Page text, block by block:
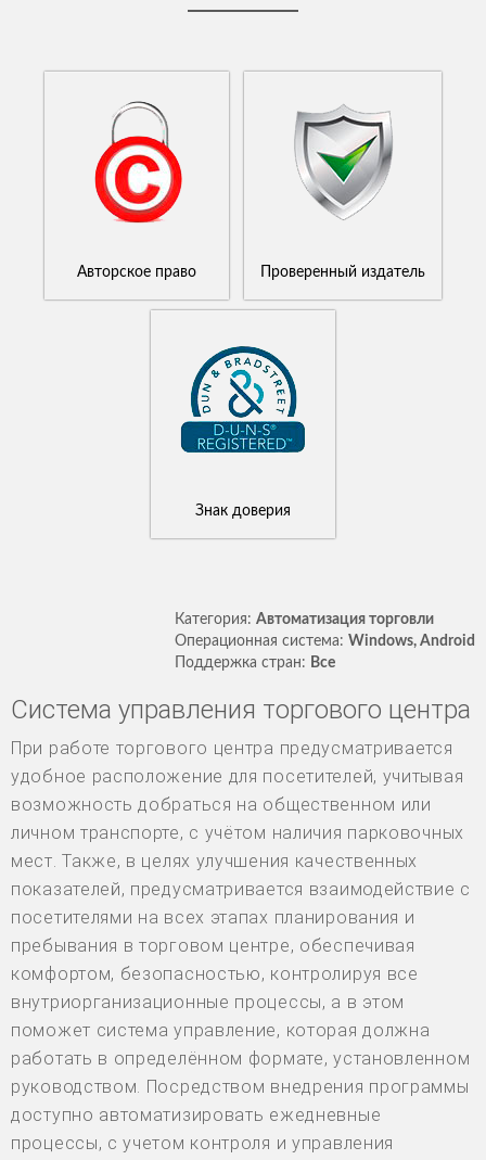
Авторское право Проверенный издатель
Знак доверия
Категория: Автоматизация торговли
Операционная система: Windows, Android
Поддержка стран: Все
Система управления торгового центра
При работе торгового центра предусматривается
удобное расположение для посетителей, учитывая
возможность добраться на общественном или
личном транспорте, с учётом наличия парковочных
мест. Также, в целях улучшения качественных
показателей, предусматривается взаимодействие с
посетителями на всех этапах планирования и
пребывания в торговом центре, обеспечивая
комфортом, безопасностью, контролируя все
внутриорганизационные процессы, а в этом
поможет система управление, которая должна
работать в определённом формате, установленном
руководством. Посредством внедрения программы
доступно автоматизировать ежедневные
процессы, с учетом контроля и управления